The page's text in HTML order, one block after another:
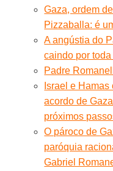
Gaza, ordem
Pizzaballa: é
A angústia do
caindo por
Padre
Israel e
acordo de
próximos
O pároco de
paróquia
Gabriel